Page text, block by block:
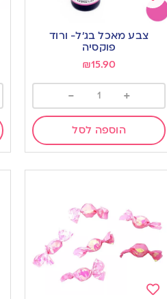
Add
צבע מאכל בג’ל- ורוד
פוקסיה
₪15.90
+
-
הוספה לסל